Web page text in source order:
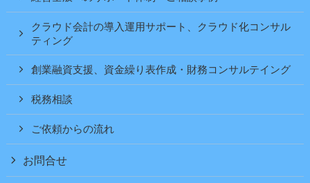
クラウド会計の導入運用サポート、クラウド化コンサル
ティング
創業融資支援、資金繰り表作成・財務コンサルテイング
税務相談
ご依頼からの流れ
お問合せ